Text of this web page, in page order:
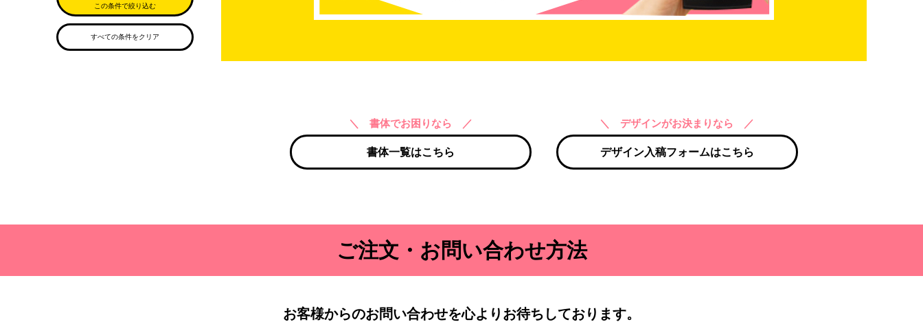
この条件で絞り込む
すべての条件をクリア
＼ 書体でお困りなら ／
書体一覧はこちら
＼ デザインがお決まりなら ／
デザイン入稿フォームはこちら
ご注文・お問い合わせ方法
お客様からのお問い合わせを心よりお待ちしております。